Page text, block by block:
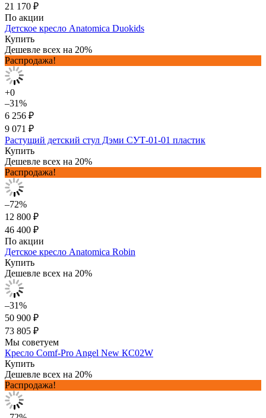
21 170 ₽
По акции
Детское кресло Anatomica Duokids
Купить
Дешевле всех на 20%
Распродажа!
+0
–31%
6 256 ₽
9 071 ₽
Растущий детский стул Дэми СУТ-01-01 пластик
Купить
Дешевле всех на 20%
Распродажа!
–72%
12 800 ₽
46 400 ₽
По акции
Детское кресло Anatomica Robin
Купить
Дешевле всех на 20%
–31%
50 900 ₽
73 805 ₽
Мы советуем
Кресло Comf-Pro Angel New КС02W
Купить
Дешевле всех на 20%
Распродажа!